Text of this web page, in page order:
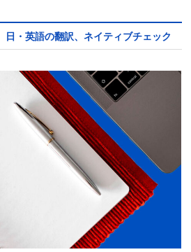
日・英語の翻訳、ネイティブチェック